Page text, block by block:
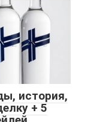
история,
+ 5